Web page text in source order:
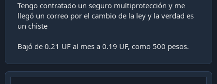
Tengo contratado un seguro multiprotección y me
llegó un correo por el cambio de la ley y la verdad es
un chiste
Bajó de 0.21 UF al mes a 0.19 UF, como 500 pesos.